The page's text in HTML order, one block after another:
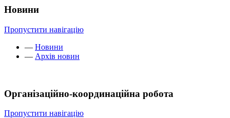
Новини
Пропустити навігацію
— Новини
— Архів новин
Організаційно-координаційна робота
Пропустити навігацію